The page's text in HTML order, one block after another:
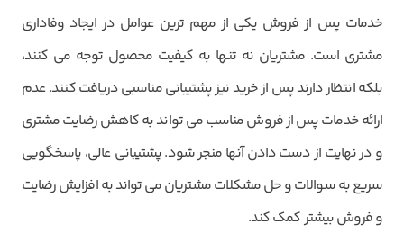
خدمات پس از فروش یکی از مهم ترین عوامل در ایجاد وفاداری
مشتری است. مشتریان نه تنها به کیفیت محصول توجه می کنند،
بلکه انتظار دارند پس از خرید نیز پشتیبانی مناسبی دریافت کنند. عدم
ارائه خدمات پس از فروش مناسب می تواند به کاهش رضایت مشتری
و در نهایت از دست دادن آنها منجر شود. پشتیبانی عالی، پاسخگویی
سریع به سوالات و حل مشکلات مشتریان می تواند به افزایش رضایت
و فروش بیشتر کمک کند.